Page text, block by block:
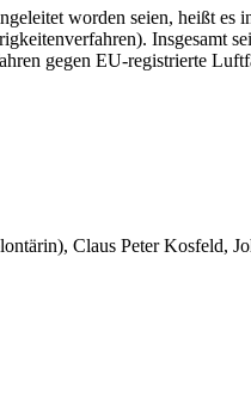
worden seien, heißt es
Insgesamt
gegen EU-registrierte
Claus Peter Kosfeld,